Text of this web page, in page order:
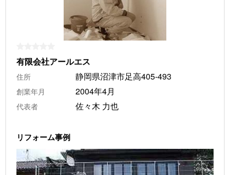
有限会社アールエス
住所 静岡県沼津市足高405-493
創業年月 2004年4月
代表者 佐々木 力也
リフォーム事例